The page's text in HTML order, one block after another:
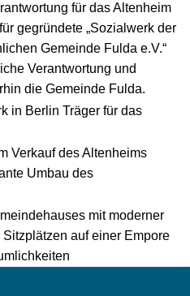
für das Altenheim
gegründete „Sozialwerk der
Gemeinde Fulda e.V.“
Verantwortung und
die Gemeinde Fulda.
in Berlin Träger für das
Verkauf des Altenheims
Umbau des
mit moderner
auf einer Empore